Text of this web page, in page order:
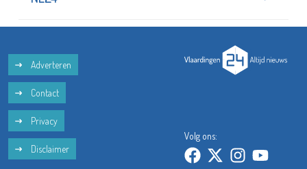
Adverteren
Contact
Privacy
Disclaimer
Volg ons: